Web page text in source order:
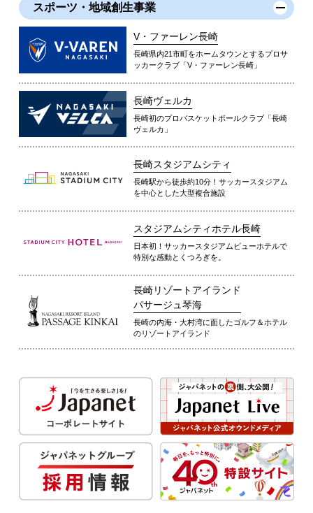
スポーツ・地域創生事業
V・ファーレン長崎
長崎県内21市町をホームタウンとするプロサ
ッカークラブ「V・ファーレン長崎」
長崎ヴェルカ
長崎初のプロバスケットボールクラブ「長崎
ヴェルカ」
長崎スタジアムシティ
長崎駅から徒歩約10分！サッカースタジアム
を中心とした大型複合施設
スタジアムシティホテル長崎
日本初！サッカースタジアムビューホテルで
特別な感動とくつろぎを。
長崎リゾートアイランド
パサージュ琴海
長崎の内海・大村湾に面したゴルフ＆ホテル
のリゾートアイランド